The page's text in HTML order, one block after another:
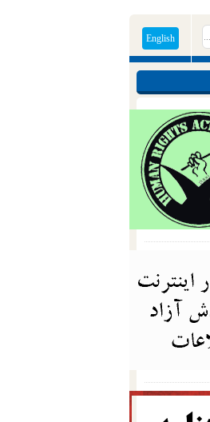
English